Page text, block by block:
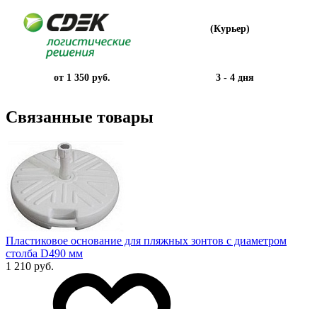
(Курьер)
от 1 350 руб. 3 - 4 дня
Связанные товары
Пластиковое основание для пляжных зонтов с диаметром
столба D490 мм
1 210 руб.